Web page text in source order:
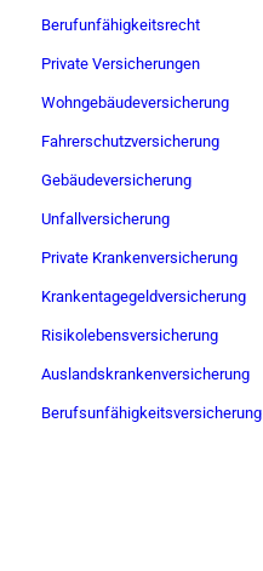
Berufunfähigkeitsrecht
Private Versicherungen
Wohngebäudeversicherung
Fahrerschutzversicherung
Gebäudeversicherung
Unfallversicherung
Private Krankenversicherung
Krankentagegeldversicherung
Risikolebensversicherung
Auslandskrankenversicherung
Berufsunfähigkeitsversicherung